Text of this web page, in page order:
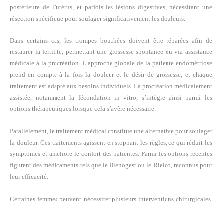
postérieure de l’utérus, et parfois les lésions digestives, nécessitant une
résection spécifique pour soulager significativement les douleurs.
Dans certains cas, les trompes bouchées doivent être réparées afin de
restaurer la fertilité, permettant une grossesse spontanée ou via assistance
médicale à la procréation. L’approche globale de la patiente endométriose
prend en compte à la fois la douleur et le désir de grossesse, et chaque
traitement est adapté aux besoins individuels. La procréation médicalement
assistée, notamment la fécondation in vitro, s’intègre ainsi parmi les
options thérapeutiques lorsque cela s’avère nécessaire.
Parallèlement, le traitement médical constitue une alternative pour soulager
la douleur. Ces traitements agissent en stoppant les règles, ce qui réduit les
symptômes et améliore le confort des patientes. Parmi les options récentes
figurent des médicaments tels que le Dienogest ou le Rielco, reconnus pour
leur efficacité.
Certaines femmes peuvent nécessiter plusieurs interventions chirurgicales.